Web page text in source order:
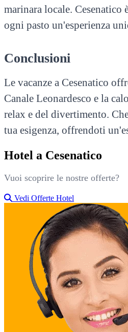
marinara locale.
ogni pasto un'esperienza
Conclusioni
Le vacanze a Cesenatico
Canale Leonardesco e la
relax e del divertimento.
tua esigenza, offrendoti
Hotel a Cesenatico
Vuoi scoprire le nostre offerte?
Vedi Offerte Hotel